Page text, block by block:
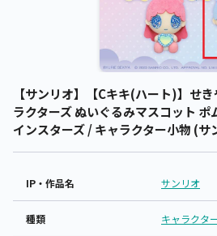
【サンリオ】【Cキキ(ハート)】せ
ラクターズ ぬいぐるみマスコット
インスターズ / キャラクター小物 (サ
IP・作品名 サンリオ
種類 キャラクタ